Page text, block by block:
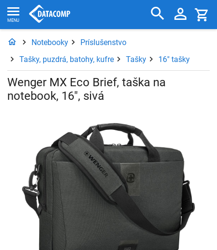
Notebooky
Príslušenstvo
Tašky, puzdrá, batohy, kufre
Tašky 16" tašky
Wenger MX Eco Brief, taška na
notebook, 16", sivá